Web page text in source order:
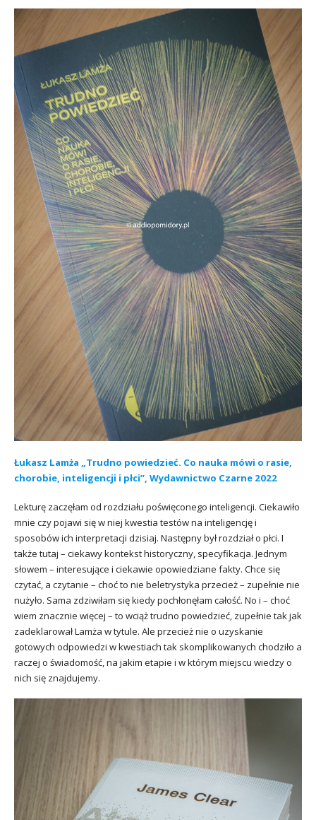
Łukasz Lamża „Trudno powiedzieć. Co nauka mówi o rasie,
chorobie, inteligencji i płci”, Wydawnictwo Czarne 2022
Lekturę zaczęłam od rozdziału poświęconego inteligencji. Ciekawiło
mnie czy pojawi się w niej kwestia testów na inteligencję i
sposobów ich interpretacji dzisiaj. Następny był rozdział o płci. I
także tutaj – ciekawy kontekst historyczny, specyfikacja. Jednym
słowem – interesujące i ciekawie opowiedziane fakty. Chce się
czytać, a czytanie – choć to nie beletrystyka przecież – zupełnie nie
nużyło. Sama zdziwiłam się kiedy pochłonęłam całość. No i – choć
wiem znacznie więcej – to wciąż trudno powiedzieć, zupełnie tak jak
zadeklarował Lamża w tytule. Ale przecież nie o uzyskanie
gotowych odpowiedzi w kwestiach tak skomplikowanych chodziło a
raczej o świadomość, na jakim etapie i w którym miejscu wiedzy o
nich się znajdujemy.